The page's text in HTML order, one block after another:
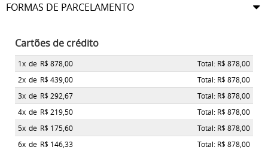
FORMAS DE PARCELAMENTO
Cartões de crédito
1x de R$ 878,00
Total: R$ 878,00
2x de R$ 439,00
Total: R$ 878,00
3x de R$ 292,67
Total: R$ 878,00
4x de R$ 219,50
Total: R$ 878,00
5x de R$ 175,60
Total: R$ 878,00
6x de R$ 146,33 Total: R$ 878,00